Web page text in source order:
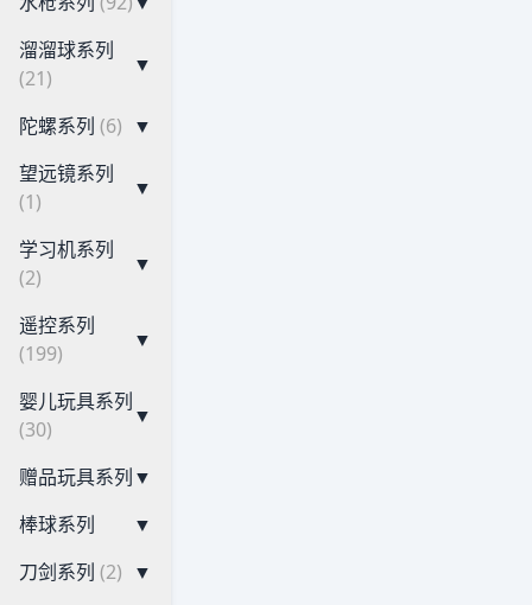
溜溜球系列
(21)
▼
陀螺系列 (6) ▼
望远镜系列
(1)
▼
学习机系列
(2)
▼
遥控系列
(199)
▼
婴儿玩具系列
(30)
▼
赠品玩具系列▼
棒球系列
▼
刀剑系列 (2) ▼